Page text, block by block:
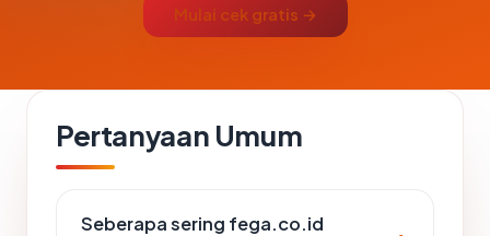
Mulai cek gratis →
Pertanyaan Umum
Seberapa sering fega.co.id